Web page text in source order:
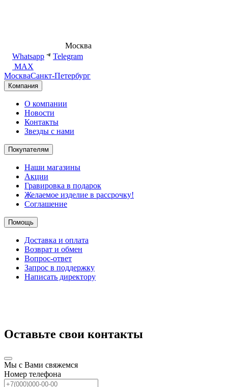
Москва
Whatsapp
Telegram
MAX
МоскваСанкт-Петербург
Компания
О компании
Новости
Контакты
Звезды с нами
Покупателям
Наши магазины
Акции
Гравировка в подарок
Желаемое изделие в рассрочку!
Соглашение
Помощь
Доставка и оплата
Возврат и обмен
Вопрос-ответ
Запрос в поддержку
Написать директору
Оставьте свои контакты
Мы с Вами свяжемся
Номер телефона